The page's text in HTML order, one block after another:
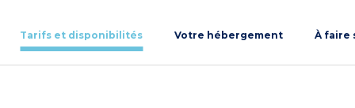
Tarifs et disponibilités Votre hébergement À faire